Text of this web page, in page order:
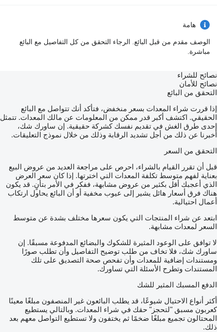
هامة
الوصف مقدم من قبل البائع. الرجاء التحقق من كل التفاصيل مع البائع
مباشرة.
نصائح للشراء
نصائح للأمان
التحقق من البائع
إذا قررت شراء المعدات بسعر منخفض، فتأكد أنك تتواصل مع البائع
الحقيقي. اكتشف أكبر قدر ممكن من المعلومات عن مالك المعدات. تتمثل
إحدى طرق الغش في تقديم نفسك كشركة حقيقية. إن ساورك شك،
أخبرنا عن ذلك من أجل تشديد الرقابة وذلك من خلال نموذج التعليقات.
التحقق من السعر
قبل أن تقرر القيام بالشراء، احرص على مراجعة العديد من عروض البيع
بعناية لفهم متوسط تكلفة المعدات التي اخترتها. إذا كان سعر العرض
الذي أعجبك أقل بكثير من عروض مشابهة، ففكر في الأمر بتأنٍ. قد يكون
هناك فرق أسعار هائل يشير إلى عيوب مخفية أو أن البائع يحاول ارتكاب
أعمال احتيالية.
ابتعد عن شراء المنتجات التي يكون سعرها مختلف بشدة عن متوسط
السعر لمعدات مشابهة.
لا توافق على الوعود المثيرة للشكوك والبضائع المدفوعة مسبقًا. إن
ساورك شك، فلا تخاف من طلب توضيح التفاصيل وأن تطلب صورًا
ومستندات إضافية للمعدات وأن تفحص صحة التصديق على تلك
المستندات وتطرح الأسئلة التي تساورك.
الدفع المسبك المثير للشك
أكثر أنواع الاحتيال شيوعًا، قد يطلب البائعون غير المنصفون مبلغًا معينًا
كعربون مسبق "لتحجز" حقك في شراء المعدات. وبالتالي يستطيع
المحتالون تجميع مبلغًا ضخمًا ثم يختفون ولا تستطيع التواصل معهم بعد
ذلك.